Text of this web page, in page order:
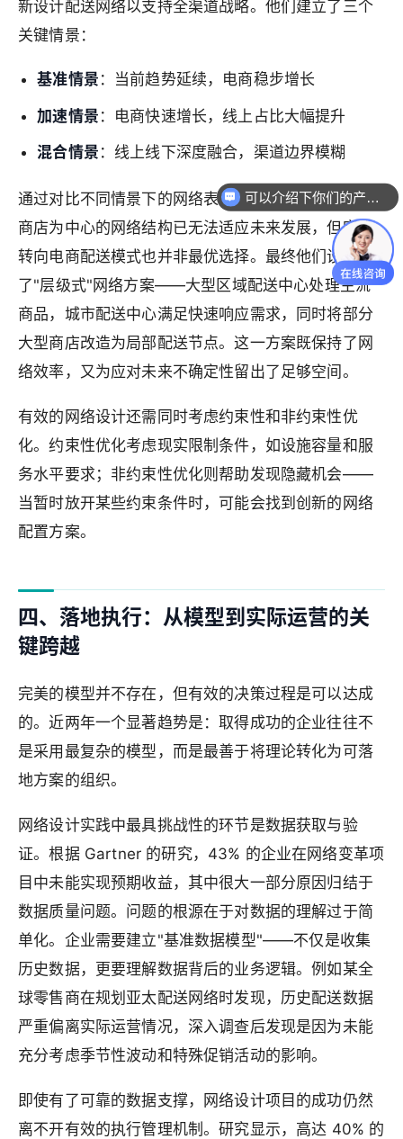
新设计配送网络以支持全渠道战略。他们建立了三个
关键情景：
基准情景 ：当前趋势延续，电商稳步增长
加速情景 ：电商快速增长，线上占比大幅提升
混合情景 ：线上线下深度融合，渠道边界模糊
通过对比不同情景下的网络表现，他们发现：传统以
商店为中心的网络结构已无法适应未来发展，但完全
转向电商配送模式也并非最优选择。最终他们设计
了"层级式"网络方案——大型区域配送中心处理主流
商品，城市配送中心满足快速响应需求，同时将部分
大型商店改造为局部配送节点。这一方案既保持了网
络效率，又为应对未来不确定性留出了足够空间。
有效的网络设计还需同时考虑约束性和非约束性优
化。约束性优化考虑现实限制条件，如设施容量和服
务水平要求；非约束性优化则帮助发现隐藏机会——
当暂时放开某些约束条件时，可能会找到创新的网络
配置方案。
四、落地执行：从模型到实际运营的关
键跨越
完美的模型并不存在，但有效的决策过程是可以达成
的。近两年一个显著趋势是：取得成功的企业往往不
是采用最复杂的模型，而是最善于将理论转化为可落
地方案的组织。
网络设计实践中最具挑战性的环节是数据获取与验
证。根据 Gartner 的研究，43% 的企业在网络变革项
目中未能实现预期收益，其中很大一部分原因归结于
数据质量问题。问题的根源在于对数据的理解过于简
单化。企业需要建立"基准数据模型"——不仅是收集
历史数据，更要理解数据背后的业务逻辑。例如某全
球零售商在规划亚太配送网络时发现，历史配送数据
严重偏离实际运营情况，深入调查后发现是因为未能
充分考虑季节性波动和特殊促销活动的影响。
即使有了可靠的数据支撑，网络设计项目的成功仍然
离不开有效的执行管理机制。研究显示，高达 40% 的